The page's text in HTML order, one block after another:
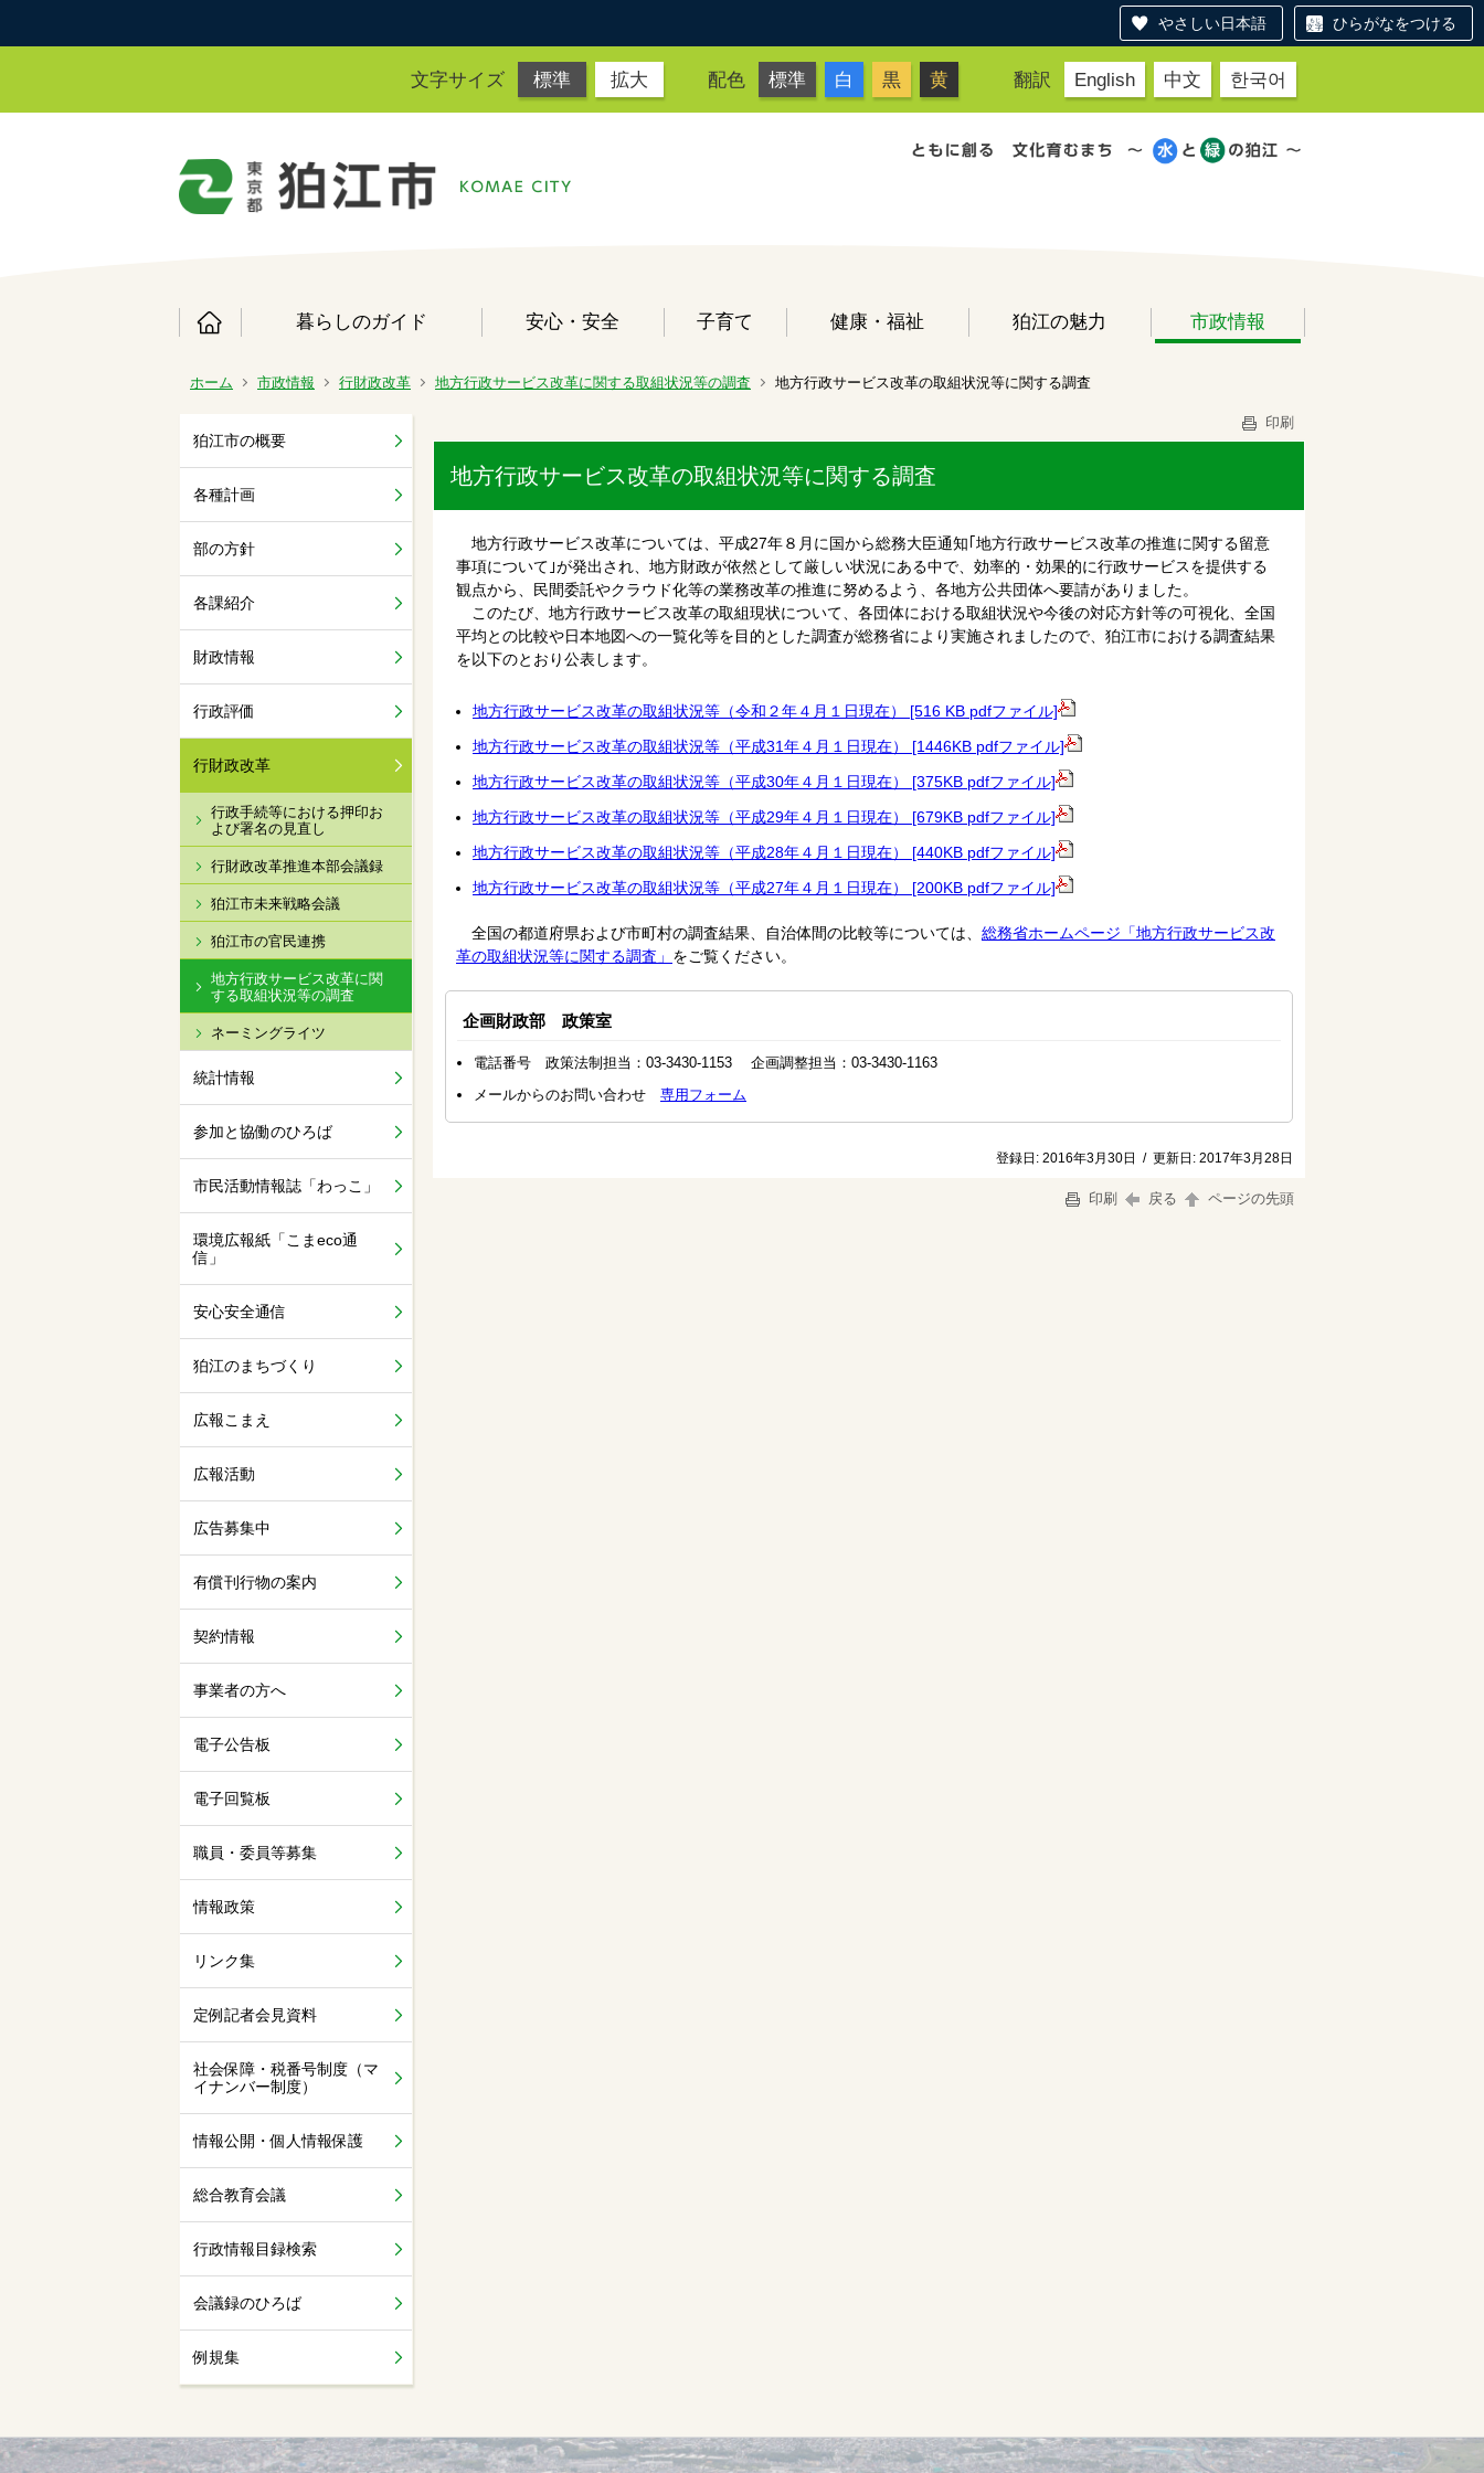
やさしい日本語 ひらがなをつける
文字サイズ 標準 拡大 配色 標準 白 黒 黄 翻訳 English 中文 한국어
暮らしのガイド 安心・安全 子育て 健康・福祉 狛江の魅力 市政情報
ホーム 市政情報 行財政改革 地方行政サービス改革に関する取組状況等の調査 地方行政サービス改革の取組状況等に関する調査
狛江市の概要
各種計画
部の方針
各課紹介
財政情報
行政評価
行財政改革
行政手続等における押印お
よび署名の見直し
行財政改革推進本部会議録
狛江市未来戦略会議
狛江市の官民連携
地方行政サービス改革に関
する取組状況等の調査
ネーミングライツ
統計情報
参加と協働のひろば
市民活動情報誌「わっこ」
環境広報紙「こまeco通
信」
安心安全通信
狛江のまちづくり
広報こまえ
広報活動
広告募集中
有償刊行物の案内
契約情報
事業者の方へ
電子公告板
電子回覧板
職員・委員等募集
情報政策
リンク集
定例記者会見資料
社会保障・税番号制度（マ
イナンバー制度）
情報公開・個人情報保護
総合教育会議
行政情報目録検索
会議録のひろば
例規集
印刷
地方行政サービス改革の取組状況等に関する調査
地方行政サービス改革については、平成27年８月に国から総務大臣通知｢地方行政サービス改革の推進に関する留意
事項について｣が発出され、地方財政が依然として厳しい状況にある中で、効率的・効果的に行政サービスを提供する
観点から、民間委託やクラウド化等の業務改革の推進に努めるよう、各地方公共団体へ要請がありました。
このたび、地方行政サービス改革の取組現状について、各団体における取組状況や今後の対応方針等の可視化、全国
平均との比較や日本地図への一覧化等を目的とした調査が総務省により実施されましたので、狛江市における調査結果
を以下のとおり公表します。
地方行政サービス改革の取組状況等（令和２年４月１日現在） [516 KB pdfファイル]
地方行政サービス改革の取組状況等（平成31年４月１日現在） [1446KB pdfファイル]
地方行政サービス改革の取組状況等（平成30年４月１日現在） [375KB pdfファイル]
地方行政サービス改革の取組状況等（平成29年４月１日現在） [679KB pdfファイル]
地方行政サービス改革の取組状況等（平成28年４月１日現在） [440KB pdfファイル]
地方行政サービス改革の取組状況等（平成27年４月１日現在） [200KB pdfファイル]
全国の都道府県および市町村の調査結果、自治体間の比較等については、 総務省ホームページ「地方行政サービス改
革の取組状況等に関する調査」 をご覧ください。
企画財政部 政策室
電話番号 政策法制担当：03-3430-1153 企画調整担当：03-3430-1163
メールからのお問い合わせ 専用フォーム
登録日: 2016年3月30日 / 更新日: 2017年3月28日
印刷 戻る ページの先頭